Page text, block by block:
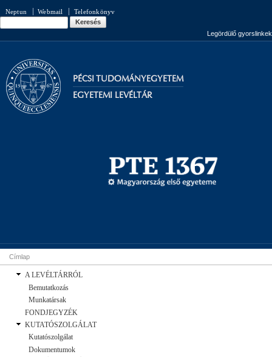
tartalomra
Neptun Webmail Telefonkönyv
Keresés űrlap
Legördülő gyorslinkek
PÉCSI TUDOMÁNYEGYETEM
EGYETEMI LEVÉLTÁR
Jelenlegi hely
Címlap
A LEVÉLTÁRRÓL
Bemutatkozás
Munkatársak
FONDJEGYZÉK
KUTATÓSZOLGÁLAT
Kutatószolgálat
Dokumentumok